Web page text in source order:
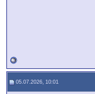
05.07.2026, 10:01